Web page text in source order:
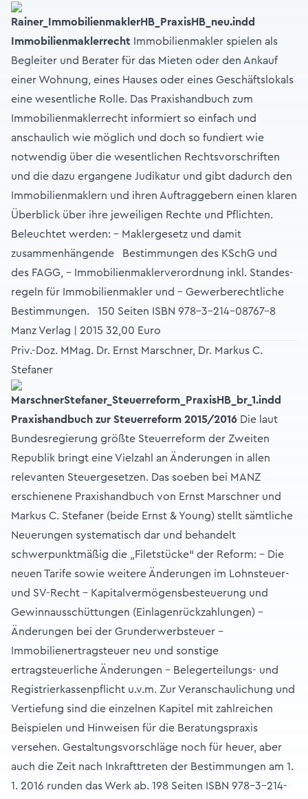
Immobilienmaklerrecht Immobilienmakler spielen als
Begleiter und Berater für das Mieten oder den Ankauf
einer Wohnung, eines Hauses oder eines Geschäftslokals
eine wesentliche Rolle. Das Praxishandbuch zum
Immobilienmaklerrecht informiert so einfach und
anschaulich wie möglich und doch so fundiert wie
notwendig über die wesentlichen Rechtsvorschriften
und die dazu ergangene Judikatur und gibt dadurch den
Immobilienmaklern und ihren Auftraggebern einen klaren
Überblick über ihre jeweiligen Rechte und Pflichten.
Beleuchtet werden: - Maklergesetz und damit
zusammenhängende Bestimmungen des KSchG und
des FAGG, - Immobilienmaklerverordnung inkl. Standes­
regeln für Immobilienmakler und - Gewerberechtliche
Bestimmungen. 150 Seiten ISBN 978-3-214-08767-8
Manz Verlag | 2015 32,00 Euro
Priv.-Doz. MMag. Dr. Ernst Marschner, Dr. Markus C.
Stefaner
Praxishandbuch zur Steuerreform 2015/2016 Die laut
Bundesregierung größte Steuerreform der Zweiten
Republik bringt eine Vielzahl an Änderungen in allen
relevanten Steuergesetzen. Das soeben bei MANZ
erschienene Praxishandbuch von Ernst Marschner und
Markus C. Stefaner (beide Ernst & Young) stellt sämtliche
Neuerungen systematisch dar und behandelt
schwerpunktmäßig die „Filetstücke“ der Reform: - Die
neuen Tarife sowie weitere Änderungen im Lohnsteuer-
und SV-Recht - Kapitalvermögensbesteuerung und
Gewinnausschüttungen (Einlagenrückzahlungen) -
Änderungen bei der Grunderwerbsteuer -
Immobilienertragsteuer neu und sonstige
ertragsteuerliche Änderungen - Belegerteilungs- und
Registrierkassenpflicht u.v.m. Zur Veranschaulichung und
Vertiefung sind die einzelnen Kapitel mit zahlreichen
Beispielen und Hinweisen für die Beratungspraxis
versehen. Gestaltungsvorschläge noch für heuer, aber
auch die Zeit nach Inkrafttreten der Bestimmungen am 1.
1. 2016 runden das Werk ab. 198 Seiten ISBN 978-3-214-